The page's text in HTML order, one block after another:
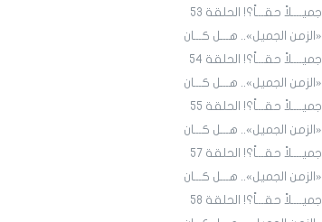
جميــــلاً حقـــاً؟! الحلقة 53
«الزمن الجميل».. هـــل كـــان
جميــــلاً حقـــاً؟! الحلقة 54
«الزمن الجميل».. هـــل كـــان
جميــــلاً حقـــاً؟! الحلقة 55
«الزمن الجميل».. هـــل كـــان
جميــــلاً حقـــاً؟! الحلقة 57
«الزمن الجميل».. هـــل كـــان
جميــــلاً حقـــاً؟! الحلقة 58